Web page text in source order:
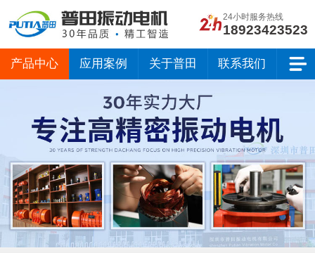
24小时服务热线
18923423523
产品中心 应用案例 关于普田 联系我们